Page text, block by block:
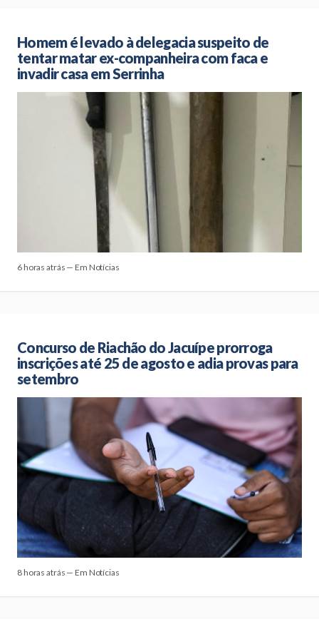
Homem é levado à delegacia suspeito de
tentar matar ex-companheira com faca e
invadir casa em Serrinha
6 horas atrás — Em Notícias
Concurso de Riachão do Jacuípe prorroga
inscrições até 25 de agosto e adia provas para
setembro
8 horas atrás — Em Notícias